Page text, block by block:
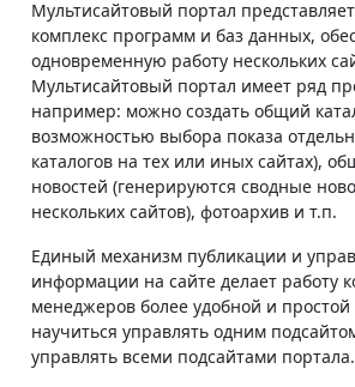
Мультисайтовый портал
комплекс программ и баз данных,
одновременную работу нескольких
Мультисайтовый портал имеет ряд
например: можно создать общий
возможностью выбора показа
каталогов на тех или иных сайтах),
новостей (генерируются сводные
нескольких сайтов), фотоархив и т.п.
Единый механизм публикации и
информации на сайте делает работу
менеджеров более удобной и простой
научиться управлять одним
управлять всеми подсайтами портала.